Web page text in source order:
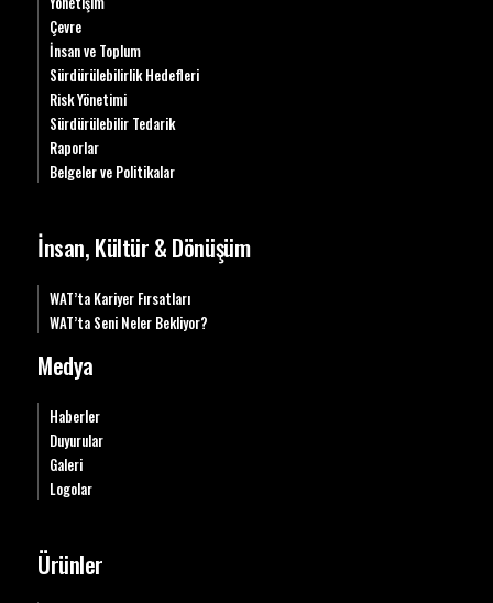
Çevre
İnsan ve Toplum
Sürdürülebilirlik Hedefleri
Risk Yönetimi
Sürdürülebilir Tedarik
Raporlar
Belgeler ve Politikalar
İnsan, Kültür & Dönüşüm
WAT’ta Kariyer Fırsatları
WAT’ta Seni Neler Bekliyor?
Medya
Haberler
Duyurular
Galeri
Logolar
Ürünler